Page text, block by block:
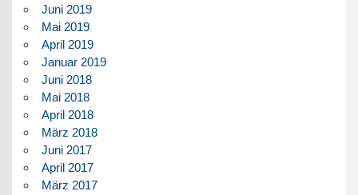
Juni 2019
Mai 2019
April 2019
Januar 2019
Juni 2018
Mai 2018
April 2018
März 2018
Juni 2017
April 2017
März 2017